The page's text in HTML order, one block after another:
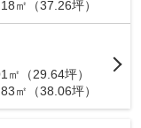
㎡（37.26坪）
㎡（29.64坪）
㎡（38.06坪）